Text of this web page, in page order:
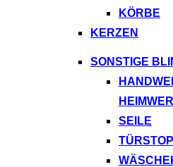
KÖRBE
KERZEN
SONSTIGE
SEILE